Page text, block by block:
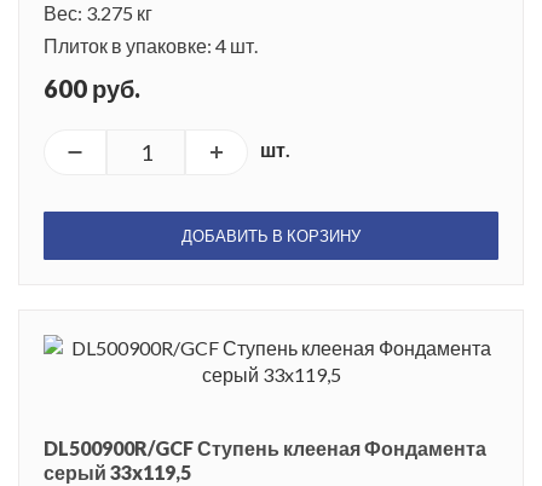
Вес: 3.275 кг
Плиток в упаковке: 4 шт.
600 руб.
шт.
ДОБАВИТЬ В КОРЗИНУ
DL500900R/GCF Ступень клееная Фондамента
серый 33x119,5